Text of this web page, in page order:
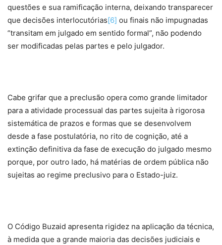
questões e sua ramificação interna, deixando transparecer
que decisões interlocutórias[6] ou finais não impugnadas
“transitam em julgado em sentido formal”, não podendo
ser modificadas pelas partes e pelo julgador.
Cabe grifar que a preclusão opera como grande limitador
para a atividade processual das partes sujeita à rigorosa
sistemática de prazos e formas que se desenvolvem
desde a fase postulatória, no rito de cognição, até a
extinção definitiva da fase de execução do julgado mesmo
porque, por outro lado, há matérias de ordem pública não
sujeitas ao regime preclusivo para o Estado-juiz.
O Código Buzaid apresenta rigidez na aplicação da técnica,
à medida que a grande maioria das decisões judiciais e